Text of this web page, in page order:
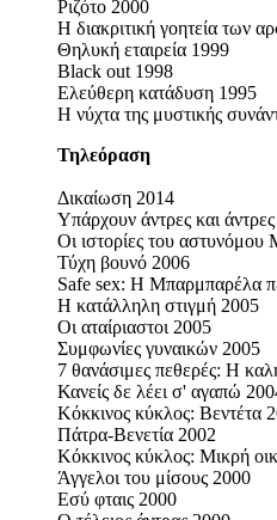
Ριζότο 2000
Η διακριτική γοητεία των
Θηλυκή εταιρεία 1999
Black out 1998
Ελεύθερη κατάδυση 1995
Η νύχτα της μυστικής
Τηλεόραση
Δικαίωση 2014
Υπάρχουν άντρες και
Οι ιστορίες του
Τύχη βουνό 2006
Safe sex: Η Μπαρμπαρέλα
Η κατάλληλη στιγμή 2005
Οι αταίριαστοι 2005
Συμφωνίες γυναικών 2005
7 θανάσιμες πεθερές: Η
Κανείς δε λέει σ' αγαπώ
Κόκκινος κύκλος: Βεντέτα
Πάτρα-Βενετία 2002
Κόκκινος κύκλος: Μικρή
Άγγελοι του μίσους 2000
Εσύ φταις 2000